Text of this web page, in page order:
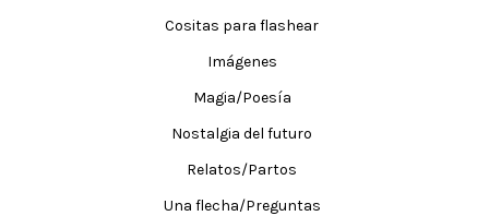
Cositas para flashear
Imágenes
Magia/Poesía
Nostalgia del futuro
Relatos/Partos
Una flecha/Preguntas